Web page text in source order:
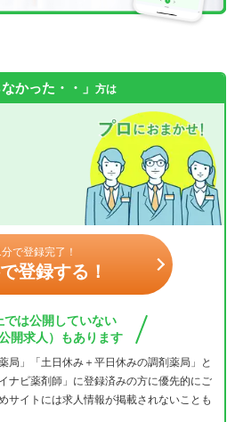
かった・・」 方は
分で登録完了！
登録する！
では公開していない
開求人）もあります
局」「土日休み＋平日休みの調剤薬局」と
ナビ薬剤師」に登録済みの方に優先的にご
サイトには求人情報が掲載されないことも